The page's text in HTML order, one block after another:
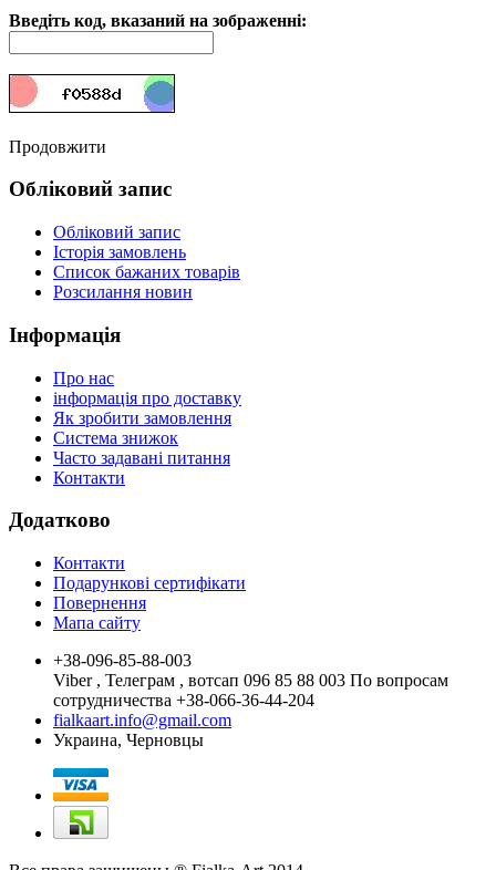
Введіть код, вказаний на зображенні:
Продовжити
Обліковий запис
Обліковий запис
Історія замовлень
Список бажаних товарів
Розсилання новин
Інформація
Про нас
інформація про доставку
Як зробити замовлення
Система знижок
Часто задавані питання
Контакти
Додатково
Контакти
Подарункові сертифікати
Повернення
Мапа сайту
+38-096-85-88-003
Viber , Телеграм , вотсап 096 85 88 003 По вопросам
сотрудничества +38-066-36-44-204
fialkaart.info@gmail.com
Украина, Черновцы